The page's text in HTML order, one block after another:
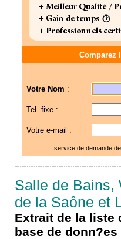
Comparez
Votre Nom :
Tel. fixe :
Votre e-mail :
service de demande
Salle de Bains,
de la Saône et
Extrait de la liste
base de donn?es